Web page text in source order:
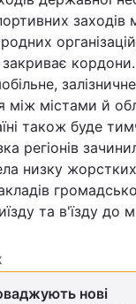
заходів
між містами й
також буде
регіонів
низку
та в'їзду до
нові